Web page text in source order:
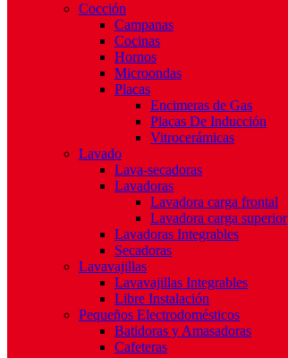
Cocción
Campanas
Cocinas
Hornos
Microondas
Placas
Encimeras de Gas
Placas De Inducción
Vitrocerámicas
Lavado
Lava-secadoras
Lavadoras
Lavadora carga frontal
Lavadora carga superior
Lavadoras Integrables
Secadoras
Lavavajillas
Lavavajillas Integrables
Libre Instalación
Pequeños Electrodomésticos
Batidoras y Amasadoras
Cafeteras